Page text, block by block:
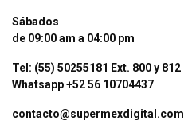
Sábados
de 09:00 am a 04:00 pm
Tel: (55) 50255181 Ext. 800 y 812
Whatsapp +52 56 10704437
contacto@supermexdigital.com